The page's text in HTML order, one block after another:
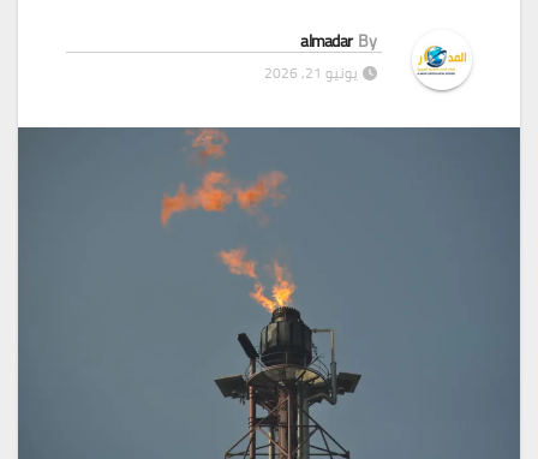
By
almadar
يونيو 21, 2026